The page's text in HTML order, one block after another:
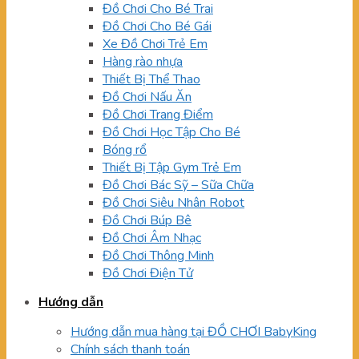
Đồ Chơi Cho Bé Trai
Đồ Chơi Cho Bé Gái
Xe Đồ Chơi Trẻ Em
Hàng rào nhựa
Thiết Bị Thể Thao
Đồ Chơi Nấu Ăn
Đồ Chơi Trang Điểm
Đồ Chơi Học Tập Cho Bé
Bóng rổ
Thiết Bị Tập Gym Trẻ Em
Đồ Chơi Bác Sỹ – Sữa Chữa
Đồ Chơi Siêu Nhân Robot
Đồ Chơi Búp Bê
Đồ Chơi Âm Nhạc
Đồ Chơi Thông Minh
Đồ Chơi Điện Tử
Hướng dẫn
Hướng dẫn mua hàng tại ĐỒ CHƠI BabyKing
Chính sách thanh toán